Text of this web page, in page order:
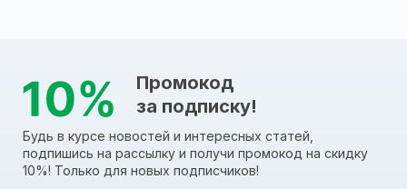
Промокод
за подписку!
Будь в курсе новостей и интересных статей,
подпишись на рассылку и получи промокод на скидку
10%! Только для новых подписчиков!